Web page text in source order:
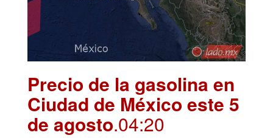
Precio de la gasolina en
Ciudad de México este 5
de agosto.04:20